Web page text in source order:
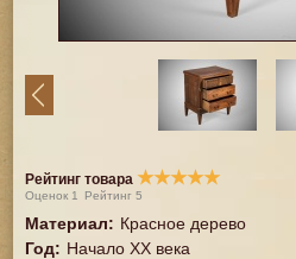
Рейтинг товара ★★★★★
Оценок 1 Рейтинг5
Материал: Красное дерево
Год: Начало XX века